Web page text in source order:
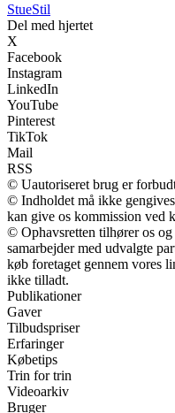
StueStil
Del med hjertet
X
Facebook
Instagram
LinkedIn
YouTube
Pinterest
TikTok
Mail
RSS
© Uautoriseret brug er
© Indholdet må ikke
kan give os kommission ved
© Ophavsretten tilhører os
samarbejder med udvalgte
køb foretaget gennem vores
ikke tilladt.
Publikationer
Gaver
Tilbudspriser
Erfaringer
Købetips
Trin for trin
Videoarkiv
Bruger